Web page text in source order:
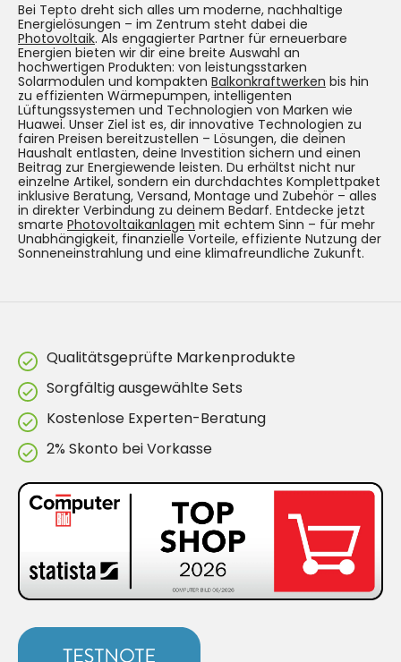
Bei Tepto dreht sich alles um moderne, nachhaltige
Energielösungen – im Zentrum steht dabei die
Photovoltaik. Als engagierter Partner für erneuerbare
Energien bieten wir dir eine breite Auswahl an
hochwertigen Produkten: von leistungsstarken
Solarmodulen und kompakten Balkonkraftwerken bis hin
zu effizienten Wärmepumpen, intelligenten
Lüftungssystemen und Technologien von Marken wie
Huawei. Unser Ziel ist es, dir innovative Technologien zu
fairen Preisen bereitzustellen – Lösungen, die deinen
Haushalt entlasten, deine Investition sichern und einen
Beitrag zur Energiewende leisten. Du erhältst nicht nur
einzelne Artikel, sondern ein durchdachtes Komplettpaket
inklusive Beratung, Versand, Montage und Zubehör – alles
in direkter Verbindung zu deinem Bedarf. Entdecke jetzt
smarte Photovoltaikanlagen mit echtem Sinn – für mehr
Unabhängigkeit, finanzielle Vorteile, effiziente Nutzung der
Sonneneinstrahlung und eine klimafreundliche Zukunft.
Qualitätsgeprüfte Markenprodukte
Sorgfältig ausgewählte Sets
Kostenlose Experten-Beratung
2% Skonto bei Vorkasse